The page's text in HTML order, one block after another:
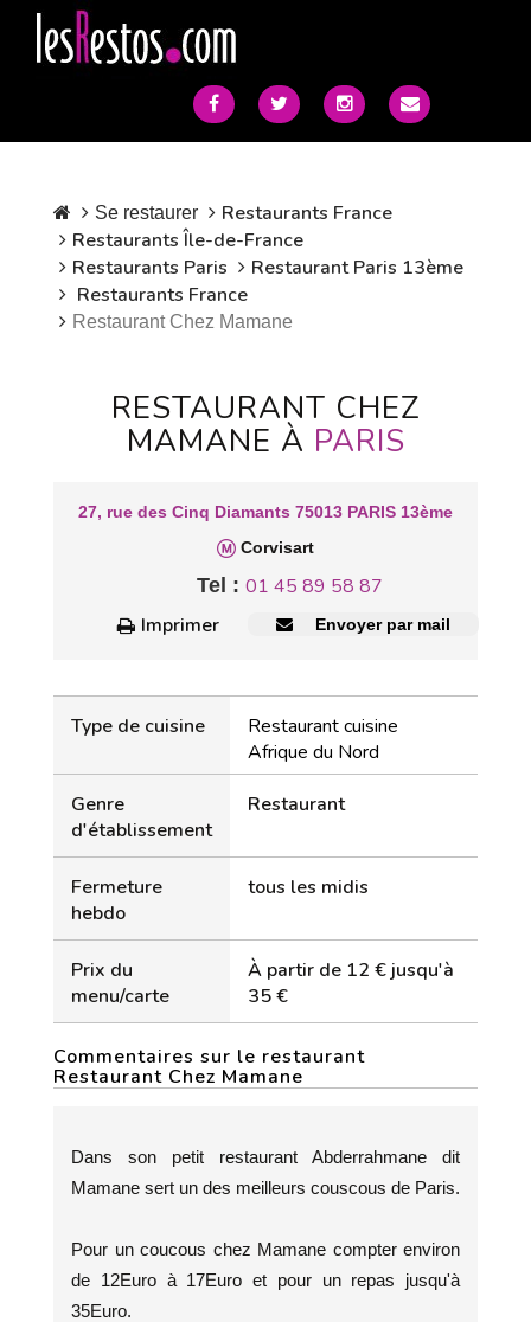
Se restaurer
Restaurants France
Restaurants Île-de-France
Restaurants Paris
Restaurant Paris 13ème
Restaurants France
Restaurant Chez Mamane
RESTAURANT CHEZ
MAMANE À PARIS
27, rue des Cinq Diamants 75013 PARIS 13ème
Corvisart
Tel : 01 45 89 58 87
Imprimer
Envoyer par mail
Type de cuisine
Restaurant cuisine
Afrique du Nord
Genre
d'établissement
Restaurant
Fermeture
hebdo
tous les midis
Prix du
menu/carte
À partir de 12 € jusqu'à
35 €
Commentaires sur le restaurant
Restaurant Chez Mamane
Dans son petit restaurant Abderrahmane dit
Mamane sert un des meilleurs couscous de Paris.
Pour un coucous chez Mamane compter environ
de 12Euro à 17Euro et pour un repas jusqu'à
35Euro.